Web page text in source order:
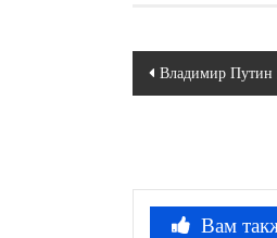
Навигация
Владимир Путин
Вам